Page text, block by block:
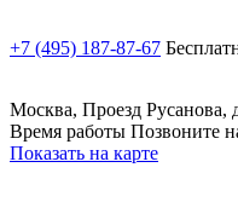
+7 (495) 187-87-67
Москва, Проезд Русанова,
Время работы Позвоните
Показать на карте